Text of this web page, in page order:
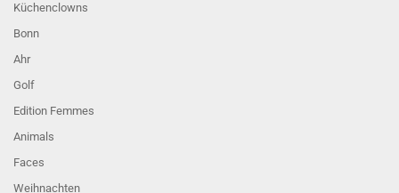
Küchenclowns
Bonn
Ahr
Golf
Edition Femmes
Animals
Faces
Weihnachten